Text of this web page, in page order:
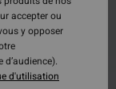
accepter ou
y opposer
d'utilisation